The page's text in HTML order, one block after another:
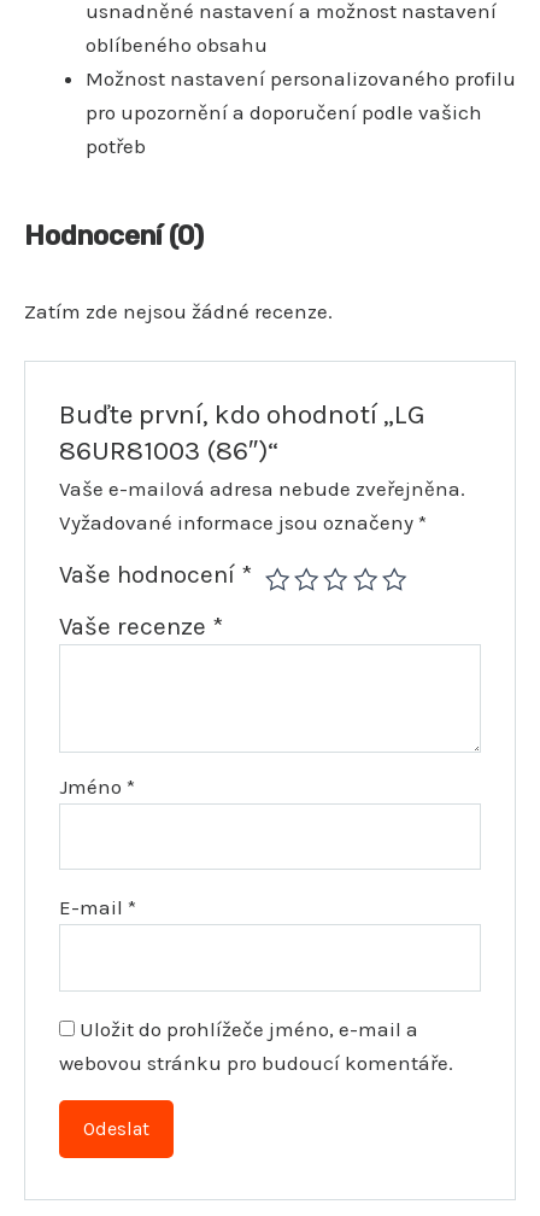
usnadněné nastavení a možnost nastavení
oblíbeného obsahu
Možnost nastavení personalizovaného profilu
pro upozornění a doporučení podle vašich
potřeb
Hodnocení (0)
Zatím zde nejsou žádné recenze.
Buďte první, kdo ohodnotí „LG
86UR81003 (86″)“
Vaše e-mailová adresa nebude zveřejněna.
Vyžadované informace jsou označeny*
Vaše hodnocení *
Vaše recenze *
Jméno*
E-mail*
Uložit do prohlížeče jméno, e-mail a
webovou stránku pro budoucí komentáře.